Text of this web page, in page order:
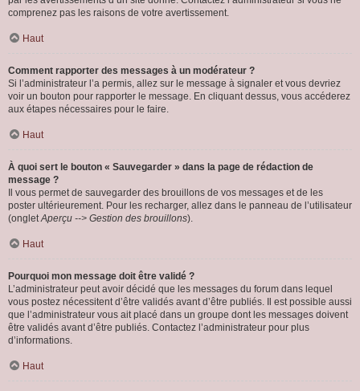
comprenez pas les raisons de votre avertissement.
Haut
Comment rapporter des messages à un modérateur ?
Si l’administrateur l’a permis, allez sur le message à signaler et vous devriez
voir un bouton pour rapporter le message. En cliquant dessus, vous accéderez
aux étapes nécessaires pour le faire.
Haut
À quoi sert le bouton « Sauvegarder » dans la page de rédaction de
message ?
Il vous permet de sauvegarder des brouillons de vos messages et de les
poster ultérieurement. Pour les recharger, allez dans le panneau de l’utilisateur
(ongletAperçu --> Gestion des brouillons).
Haut
Pourquoi mon message doit être validé ?
L’administrateur peut avoir décidé que les messages du forum dans lequel
vous postez nécessitent d’être validés avant d’être publiés. Il est possible aussi
que l’administrateur vous ait placé dans un groupe dont les messages doivent
être validés avant d’être publiés. Contactez l’administrateur pour plus
d’informations.
Haut